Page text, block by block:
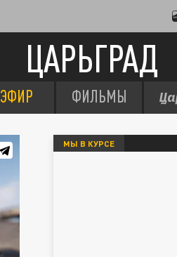
ЦАРЬГРАД
ЭФИР ФИЛЬМЫ
МЫ В КУРСЕ